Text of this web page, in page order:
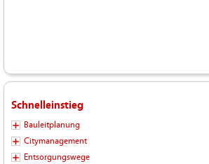
Schnelleinstieg
Bauleitplanung
Citymanagement
Entsorgungswege